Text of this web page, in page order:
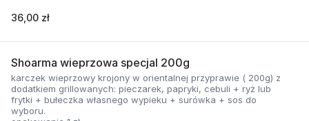
36,00 zł
Shoarma wieprzowa specjal 200g
karczek wieprzowy krojony w orientalnej przyprawie ( 200g) z
dodatkiem grillowanych: pieczarek, papryki, cebuli + ryż lub
frytki + bułeczka własnego wypieku + surówka + sos do
wyboru.